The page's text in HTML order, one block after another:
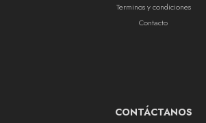
Terminos y condiciones
Contacto
CONTÁCTANOS